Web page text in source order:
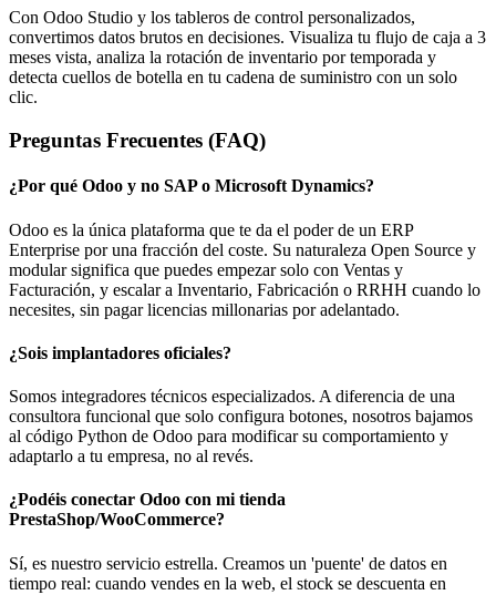
Con Odoo Studio y los tableros de control personalizados,
convertimos datos brutos en decisiones. Visualiza tu flujo de caja a 3
meses vista, analiza la rotación de inventario por temporada y
detecta cuellos de botella en tu cadena de suministro con un solo
clic.
Preguntas Frecuentes (FAQ)
¿Por qué Odoo y no SAP o Microsoft Dynamics?
Odoo es la única plataforma que te da el poder de un ERP
Enterprise por una fracción del coste. Su naturaleza Open Source y
modular significa que puedes empezar solo con Ventas y
Facturación, y escalar a Inventario, Fabricación o RRHH cuando lo
necesites, sin pagar licencias millonarias por adelantado.
¿Sois implantadores oficiales?
Somos integradores técnicos especializados. A diferencia de una
consultora funcional que solo configura botones, nosotros bajamos
al código Python de Odoo para modificar su comportamiento y
adaptarlo a tu empresa, no al revés.
¿Podéis conectar Odoo con mi tienda
PrestaShop/WooCommerce?
Sí, es nuestro servicio estrella. Creamos un 'puente' de datos en
tiempo real: cuando vendes en la web, el stock se descuenta en